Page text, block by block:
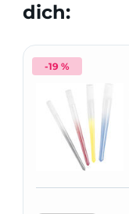
dich:
-19 %